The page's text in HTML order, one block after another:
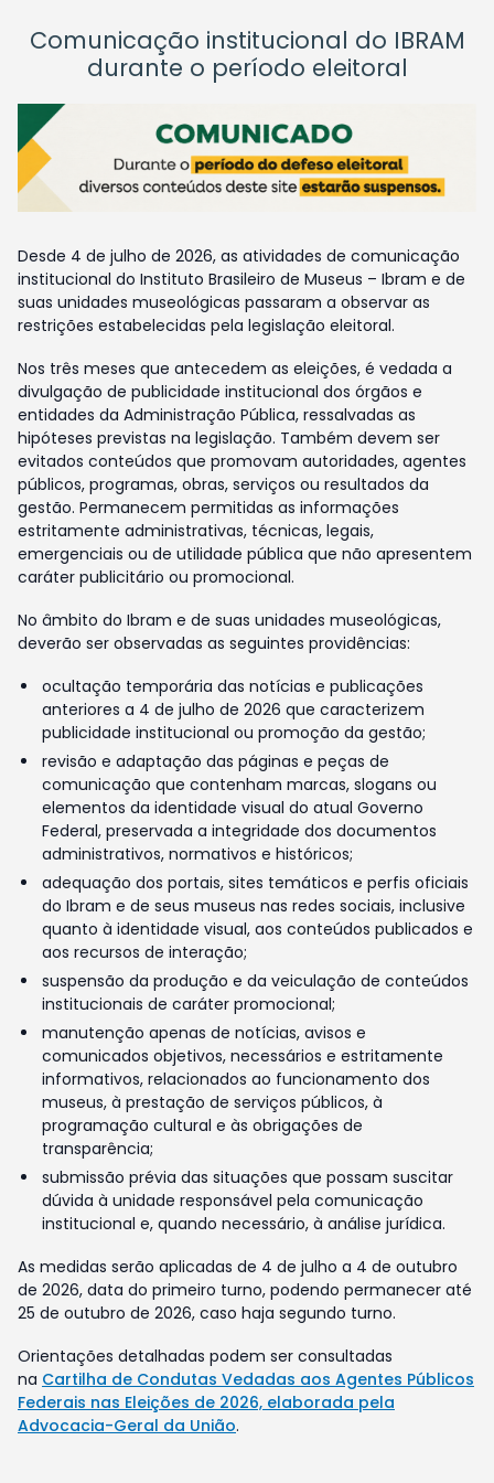
Comunicação institucional do IBRAM
durante o período eleitoral
Desde 4 de julho de 2026, as atividades de comunicação
institucional do Instituto Brasileiro de Museus – Ibram e de
suas unidades museológicas passaram a observar as
restrições estabelecidas pela legislação eleitoral.
Nos três meses que antecedem as eleições, é vedada a
divulgação de publicidade institucional dos órgãos e
entidades da Administração Pública, ressalvadas as
hipóteses previstas na legislação. Também devem ser
evitados conteúdos que promovam autoridades, agentes
públicos, programas, obras, serviços ou resultados da
gestão. Permanecem permitidas as informações
estritamente administrativas, técnicas, legais,
emergenciais ou de utilidade pública que não apresentem
caráter publicitário ou promocional.
No âmbito do Ibram e de suas unidades museológicas,
deverão ser observadas as seguintes providências:
ocultação temporária das notícias e publicações
anteriores a 4 de julho de 2026 que caracterizem
publicidade institucional ou promoção da gestão;
revisão e adaptação das páginas e peças de
comunicação que contenham marcas, slogans ou
elementos da identidade visual do atual Governo
Federal, preservada a integridade dos documentos
administrativos, normativos e históricos;
adequação dos portais, sites temáticos e perfis oficiais
do Ibram e de seus museus nas redes sociais, inclusive
quanto à identidade visual, aos conteúdos publicados e
aos recursos de interação;
suspensão da produção e da veiculação de conteúdos
institucionais de caráter promocional;
manutenção apenas de notícias, avisos e
comunicados objetivos, necessários e estritamente
informativos, relacionados ao funcionamento dos
museus, à prestação de serviços públicos, à
programação cultural e às obrigações de
transparência;
submissão prévia das situações que possam suscitar
dúvida à unidade responsável pela comunicação
institucional e, quando necessário, à análise jurídica.
As medidas serão aplicadas de 4 de julho a 4 de outubro
de 2026, data do primeiro turno, podendo permanecer até
25 de outubro de 2026, caso haja segundo turno.
Orientações detalhadas podem ser consultadas
na Cartilha de Condutas Vedadas aos Agentes Públicos
Federais nas Eleições de 2026, elaborada pela
Advocacia-Geral da União.